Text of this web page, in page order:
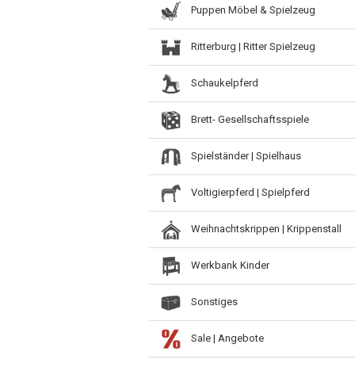
Puppen Möbel & Spielzeug
Ritterburg | Ritter Spielzeug
Schaukelpferd
Brett- Gesellschaftsspiele
Spielständer | Spielhaus
Voltigierpferd | Spielpferd
Weihnachtskrippen | Krippenstall
Werkbank Kinder
Sonstiges
Sale | Angebote